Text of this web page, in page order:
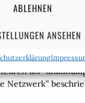
ABLEHNEN
ANSEHEN
importierte
backt gerne
als
Netzwerk”